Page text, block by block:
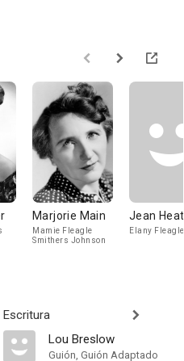
Marjorie Main
Mamie Fleagle
Smithers Johnson
Jean
Elany Fleagle
Escritura
Lou Breslow
Guión, Guión Adaptado